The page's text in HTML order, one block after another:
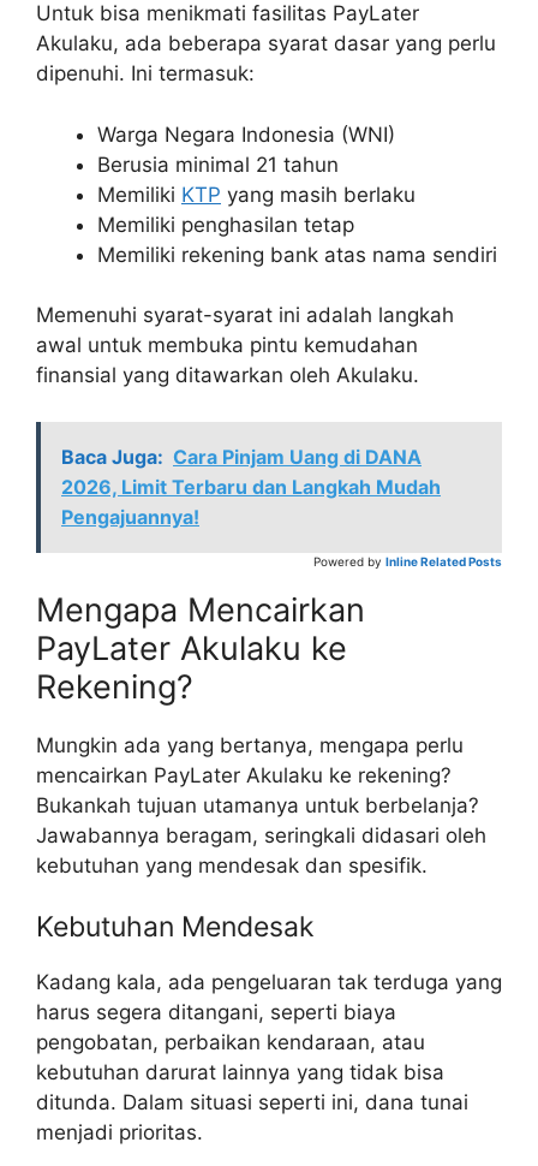
Untuk bisa menikmati fasilitas PayLater
Akulaku, ada beberapa syarat dasar yang perlu
dipenuhi. Ini termasuk:
Warga Negara Indonesia (WNI)
Berusia minimal 21 tahun
Memiliki KTP yang masih berlaku
Memiliki penghasilan tetap
Memiliki rekening bank atas nama sendiri
Memenuhi syarat-syarat ini adalah langkah
awal untuk membuka pintu kemudahan
finansial yang ditawarkan oleh Akulaku.
Baca Juga: Cara Pinjam Uang di DANA
2026, Limit Terbaru dan Langkah Mudah
Pengajuannya!
Powered by Inline Related Posts
Mengapa Mencairkan
PayLater Akulaku ke
Rekening?
Mungkin ada yang bertanya, mengapa perlu
mencairkan PayLater Akulaku ke rekening?
Bukankah tujuan utamanya untuk berbelanja?
Jawabannya beragam, seringkali didasari oleh
kebutuhan yang mendesak dan spesifik.
Kebutuhan Mendesak
Kadang kala, ada pengeluaran tak terduga yang
harus segera ditangani, seperti biaya
pengobatan, perbaikan kendaraan, atau
kebutuhan darurat lainnya yang tidak bisa
ditunda. Dalam situasi seperti ini, dana tunai
menjadi prioritas.